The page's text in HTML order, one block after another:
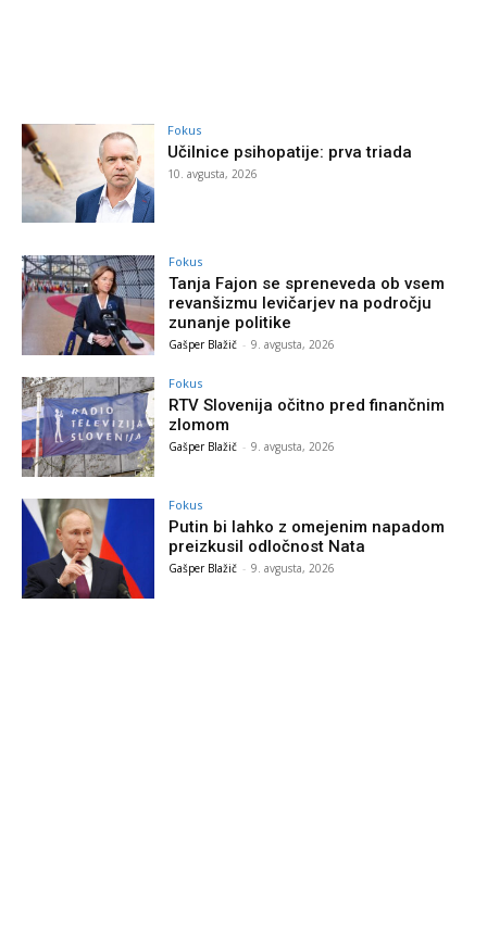
Fokus
Učilnice psihopatije: prva triada
10. avgusta, 2026
Fokus
Tanja Fajon se spreneveda ob vsem
revanšizmu levičarjev na področju
zunanje politike
Gašper Blažič - 9. avgusta, 2026
Fokus
RTV Slovenija očitno pred finančnim
zlomom
Gašper Blažič - 9. avgusta, 2026
Fokus
Putin bi lahko z omejenim napadom
preizkusil odločnost Nata
Gašper Blažič - 9. avgusta, 2026